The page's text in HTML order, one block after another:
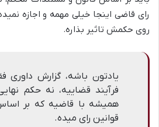
رای قاضی اینجا خیلی مهمه و اجازه
روی حکمش تاثیر بذاره.
یادتون باشه، گزارش داوری
فرآیند قضاییه، نه حکم
همیشه با قاضیه که بر
قوانین رای میده.